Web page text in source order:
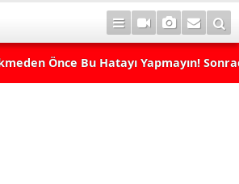
Önce Bu Hatayı Yapmayın!